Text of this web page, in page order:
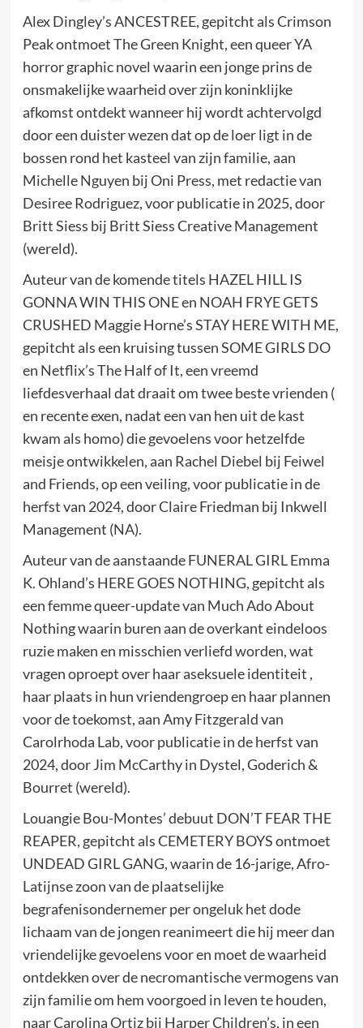
Alex Dingley’s ANCESTREE, gepitcht als Crimson
Peak ontmoet The Green Knight, een queer YA
horror graphic novel waarin een jonge prins de
onsmakelijke waarheid over zijn koninklijke
afkomst ontdekt wanneer hij wordt achtervolgd
door een duister wezen dat op de loer ligt in de
bossen rond het kasteel van zijn familie, aan
Michelle Nguyen bij Oni Press, met redactie van
Desiree Rodriguez, voor publicatie in 2025, door
Britt Siess bij Britt Siess Creative Management
(wereld).
Auteur van de komende titels HAZEL HILL IS
GONNA WIN THIS ONE en NOAH FRYE GETS
CRUSHED Maggie Horne’s STAY HERE WITH ME,
gepitcht als een kruising tussen SOME GIRLS DO
en Netflix’s The Half of It, een vreemd
liefdesverhaal dat draait om twee beste vrienden (
en recente exen, nadat een van hen uit de kast
kwam als homo) die gevoelens voor hetzelfde
meisje ontwikkelen, aan Rachel Diebel bij Feiwel
and Friends, op een veiling, voor publicatie in de
herfst van 2024, door Claire Friedman bij Inkwell
Management (NA).
Auteur van de aanstaande FUNERAL GIRL Emma
K. Ohland’s HERE GOES NOTHING, gepitcht als
een femme queer-update van Much Ado About
Nothing waarin buren aan de overkant eindeloos
ruzie maken en misschien verliefd worden, wat
vragen oproept over haar aseksuele identiteit ,
haar plaats in hun vriendengroep en haar plannen
voor de toekomst, aan Amy Fitzgerald van
Carolrhoda Lab, voor publicatie in de herfst van
2024, door Jim McCarthy in Dystel, Goderich &
Bourret (wereld).
Louangie Bou-Montes’ debuut DON’T FEAR THE
REAPER, gepitcht als CEMETERY BOYS ontmoet
UNDEAD GIRL GANG, waarin de 16-jarige, Afro-
Latijnse zoon van de plaatselijke
begrafenisondernemer per ongeluk het dode
lichaam van de jongen reanimeert die hij meer dan
vriendelijke gevoelens voor en moet de waarheid
ontdekken over de necromantische vermogens van
zijn familie om hem voorgoed in leven te houden,
naar Carolina Ortiz bij Harper Children’s, in een